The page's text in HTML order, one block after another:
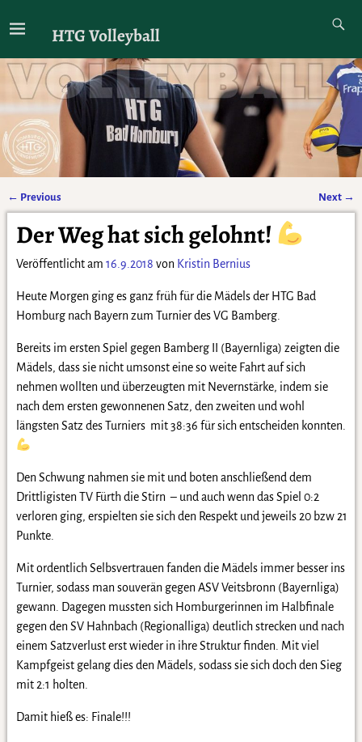
HTG Volleyball
Artikelnavigation
← Previous Next →
Der Weg hat sich gelohnt!
Veröffentlicht am 16.9.2018 von Kristin Bernius
Heute Morgen ging es ganz früh für die Mädels der HTG Bad
Homburg nach Bayern zum Turnier des VG Bamberg.
Bereits im ersten Spiel gegen Bamberg II (Bayernliga) zeigten die
Mädels, dass sie nicht umsonst eine so weite Fahrt auf sich
nehmen wollten und überzeugten mit Nevernstärke, indem sie
nach dem ersten gewonnenen Satz, den zweiten und wohl
längsten Satz des Turniers mit 38:36 für sich entscheiden konnten.
Den Schwung nahmen sie mit und boten anschließend dem
Drittligisten TV Fürth die Stirn – und auch wenn das Spiel 0:2
verloren ging, erspielten sie sich den Respekt und jeweils 20 bzw 21
Punkte.
Mit ordentlich Selbsvertrauen fanden die Mädels immer besser ins
Turnier, sodass man souverän gegen ASV Veitsbronn (Bayernliga)
gewann. Dagegen mussten sich Homburgerinnen im Halbfinale
gegen den SV Hahnbach (Regionalliga) deutlich strecken und nach
einem Satzverlust erst wieder in ihre Struktur finden. Mit viel
Kampfgeist gelang dies den Mädels, sodass sie sich doch den Sieg
mit 2:1 holten.
Damit hieß es: Finale!!!